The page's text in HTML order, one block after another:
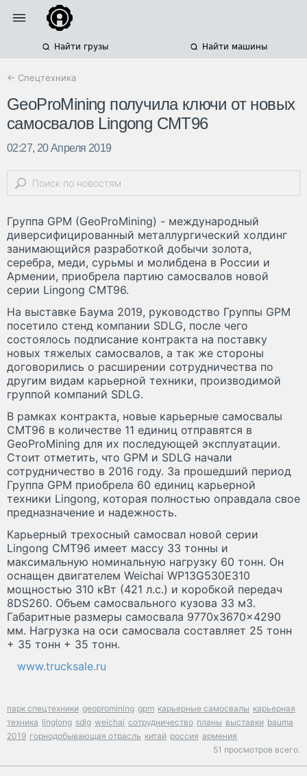
Найти грузы Найти машины
← Спецтехника
GeoProMining получила ключи от новых
самосвалов Lingong CMT96
02:27, 20 Апреля 2019
Группа GPM (GeoProMining) - международный
диверсифицированный металлургический холдинг
занимающийся разработкой добычи золота,
серебра, меди, сурьмы и молибдена в России и
Армении, приобрела партию самосвалов новой
серии Lingong CMT96.
На выставке Баума 2019, руководство Группы GPM
посетило стенд компании SDLG, после чего
состоялось подписание контракта на поставку
новых тяжелых самосвалов, а так же стороны
договорились о расширении сотрудничества по
другим видам карьерной техники, производимой
группой компаний SDLG.
В рамках контракта, новые карьерные самосвалы
CMT96 в количестве 11 единиц отправятся в
GeoProMining для их последующей эксплуатации.
Стоит отметить, что GPM и SDLG начали
сотрудничество в 2016 году. За прошедший период
Группа GPM приобрела 60 единиц карьерной
техники Lingong, которая полностью оправдала свое
предназначение и надежность.
Карьерный трехосный самосвал новой серии
Lingong CMT96 имеет массу 33 тонны и
максимальную номинальную нагрузку 60 тонн. Он
оснащен двигателем Weichai WP13G530E310
мощностью 310 кВт (421 л.с.) и коробкой передач
8DS260. Объем самосвального кузова 33 м3.
Габаритные размеры самосвала 9770x3670x4290
мм. Нагрузка на оси самосвала составляет 25 тонн
+ 35 тонн + 35 тонн.
www.trucksale.ru
парк спецтехники geopromining gpm карьерные самосвалы карьерная
техника linglong sdlg weichai сотрудничество планы выставки bauma
2019 горнодобывающая отрасль китай россия армения
51 просмотров всего.